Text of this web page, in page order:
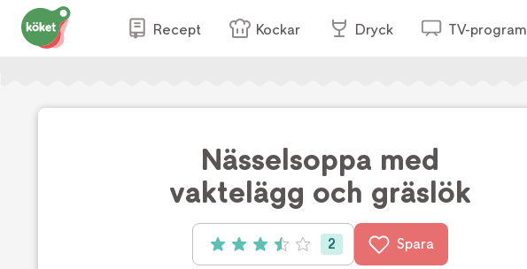
Recept Kockar Dryck TV-program
Nässelsoppa med
vaktelägg och gräslök
Betyg: 3.5 av 5 (2 röster)
2 Spara